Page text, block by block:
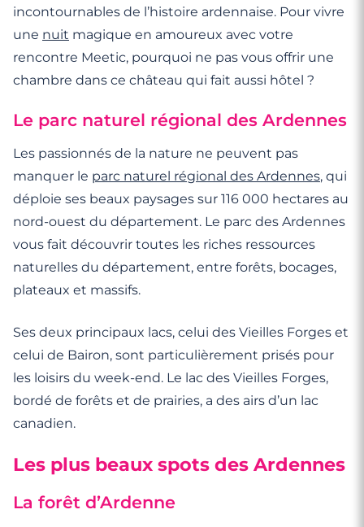
incontournables de l’histoire ardennaise. Pour vivre
une nuit magique en amoureux avec votre
rencontre Meetic, pourquoi ne pas vous offrir une
chambre dans ce château qui fait aussi hôtel ?
Le parc naturel régional des Ardennes
Les passionnés de la nature ne peuvent pas
manquer le parc naturel régional des Ardennes, qui
déploie ses beaux paysages sur 116 000 hectares au
nord-ouest du département. Le parc des Ardennes
vous fait découvrir toutes les riches ressources
naturelles du département, entre forêts, bocages,
plateaux et massifs.
Ses deux principaux lacs, celui des Vieilles Forges et
celui de Bairon, sont particulièrement prisés pour
les loisirs du week-end. Le lac des Vieilles Forges,
bordé de forêts et de prairies, a des airs d’un lac
canadien.
Les plus beaux spots des Ardennes
La forêt d’Ardenne